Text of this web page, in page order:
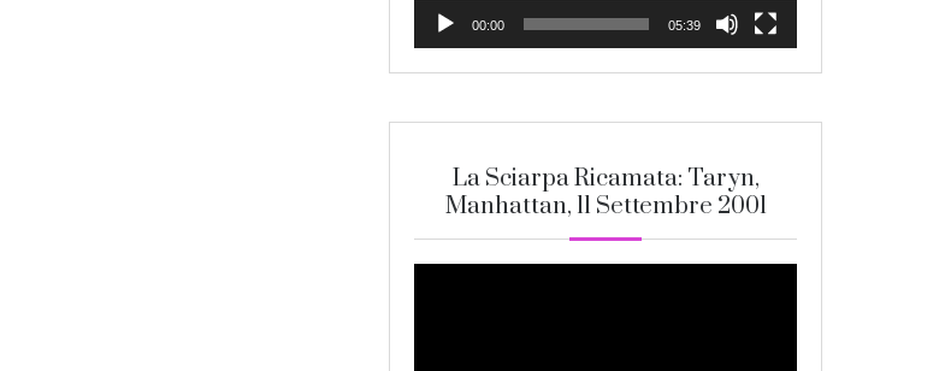
00:00 05:39
La Sciarpa Ricamata: Taryn,
Manhattan, 11 Settembre 2001